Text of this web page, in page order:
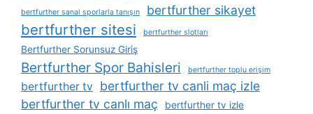
bertfurther sanal sporlarla tanışın bertfurther sikayet
bertfurther sitesi bertfurther slotları
Bertfurther Sorunsuz Giriş
Bertfurther Spor Bahisleri bertfurther toplu erişim
bertfurther tv bertfurther tv canli maç izle
bertfurther tv canlı maç
bertfurther tv izle